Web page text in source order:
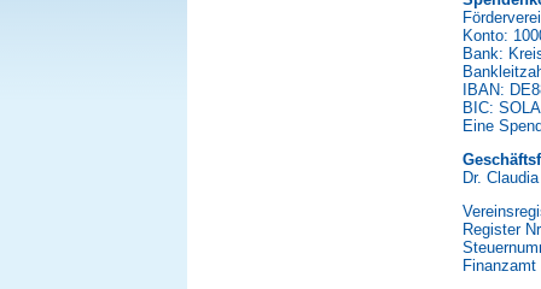
Konto:
Bank:
IBAN:
BIC:
Eine
Dr.
Register